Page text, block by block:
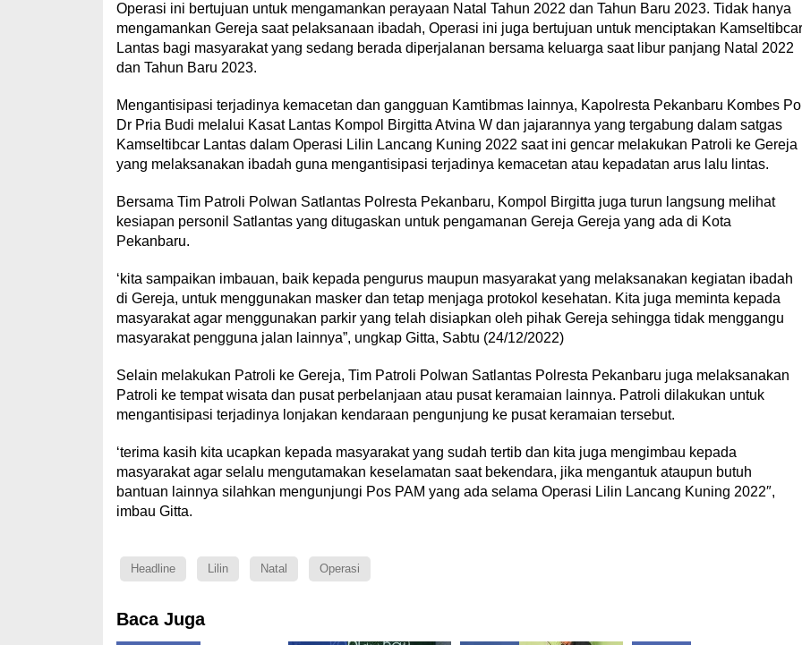
Operasi ini bertujuan untuk mengamankan perayaan Natal Tahun 2022 dan Tahun Baru 2023. Tidak hanya
mengamankan Gereja saat pelaksanaan ibadah, Operasi ini juga bertujuan untuk menciptakan Kamseltibcar
Lantas bagi masyarakat yang sedang berada diperjalanan bersama keluarga saat libur panjang Natal 2022
dan Tahun Baru 2023.
Mengantisipasi terjadinya kemacetan dan gangguan Kamtibmas lainnya, Kapolresta Pekanbaru Kombes
Dr Pria Budi melalui Kasat Lantas Kompol Birgitta Atvina W dan jajarannya yang tergabung dalam satgas
Kamseltibcar Lantas dalam Operasi Lilin Lancang Kuning 2022 saat ini gencar melakukan Patroli ke Gereja
yang melaksanakan ibadah guna mengantisipasi terjadinya kemacetan atau kepadatan arus lalu lintas.
Bersama Tim Patroli Polwan Satlantas Polresta Pekanbaru, Kompol Birgitta juga turun langsung melihat
kesiapan personil Satlantas yang ditugaskan untuk pengamanan Gereja Gereja yang ada di Kota
Pekanbaru.
‘kita sampaikan imbauan, baik kepada pengurus maupun masyarakat yang melaksanakan kegiatan ibadah
di Gereja, untuk menggunakan masker dan tetap menjaga protokol kesehatan. Kita juga meminta kepada
masyarakat agar menggunakan parkir yang telah disiapkan oleh pihak Gereja sehingga tidak menggangu
masyarakat pengguna jalan lainnya”, ungkap Gitta, Sabtu (24/12/2022)
Selain melakukan Patroli ke Gereja, Tim Patroli Polwan Satlantas Polresta Pekanbaru juga melaksanakan
Patroli ke tempat wisata dan pusat perbelanjaan atau pusat keramaian lainnya. Patroli dilakukan untuk
mengantisipasi terjadinya lonjakan kendaraan pengunjung ke pusat keramaian tersebut.
‘terima kasih kita ucapkan kepada masyarakat yang sudah tertib dan kita juga mengimbau kepada
masyarakat agar selalu mengutamakan keselamatan saat bekendara, jika mengantuk ataupun butuh
bantuan lainnya silahkan mengunjungi Pos PAM yang ada selama Operasi Lilin Lancang Kuning 2022″,
imbau Gitta.
Headline Lilin Natal Operasi
Baca Juga